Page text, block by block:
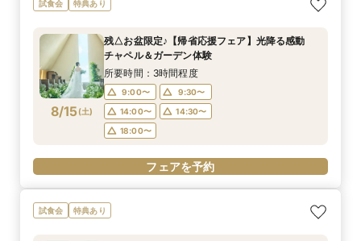
試食会 特典あり
8/15(土)
残△お盆限定♪【帰省応援フェア】光降る感動
チャペル＆ガーデン体験
所要時間：3時間程度
9:00〜
9:30〜
14:00〜
14:30〜
18:00〜
フェアを予約
試食会 特典あり